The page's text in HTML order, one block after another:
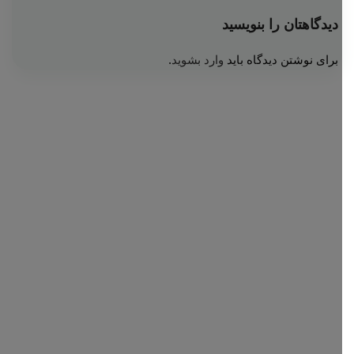
دیدگاهتان را بنویسید
برای نوشتن دیدگاه باید وارد بشوید .